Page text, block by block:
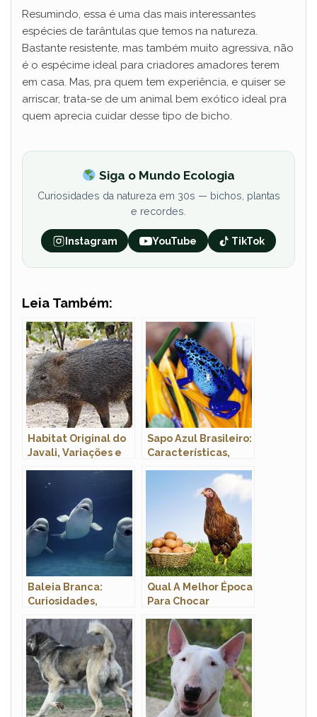
Resumindo, essa é uma das mais interessantes
espécies de tarântulas que temos na natureza.
Bastante resistente, mas também muito agressiva, não
é o espécime ideal para criadores amadores terem
em casa. Mas, pra quem tem experiência, e quiser se
arriscar, trata-se de um animal bem exótico ideal pra
quem aprecia cuidar desse tipo de bicho.
Siga o Mundo Ecologia
Curiosidades da natureza em 30s — bichos, plantas
e recordes.
Instagram YouTube TikTok
Leia Também:
Habitat Original do
Javali, Variações e
Sapo Azul Brasileiro:
Características,
Dendrobates
Baleia Branca:
Curiosidades,
Tamanho E Fotos
Qual A Melhor Época
Para Chocar
Galo?